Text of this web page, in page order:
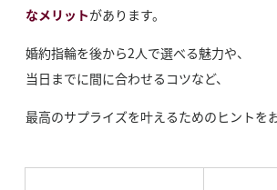
なメリットがあります。
婚約指輪を後から2人で選べる魅力や、
当日までに間に合わせるコツなど、
最高のサプライズを叶えるためのヒントを